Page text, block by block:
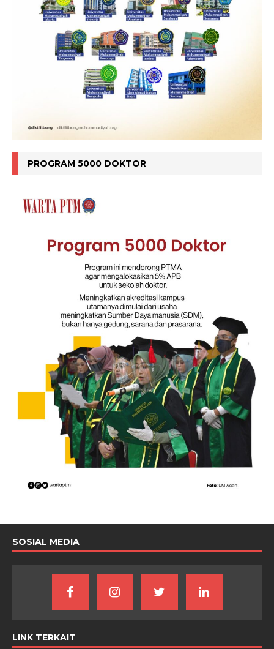
PROGRAM 5000 DOKTOR
SOSIAL MEDIA
LINK TERKAIT